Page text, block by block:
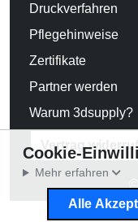
Druckverfahren
Pflegehinweise
Zertifikate
Partner werden
Warum 3dsupply?
Vertrag
Cookie-
Mehr erfahren
Alle